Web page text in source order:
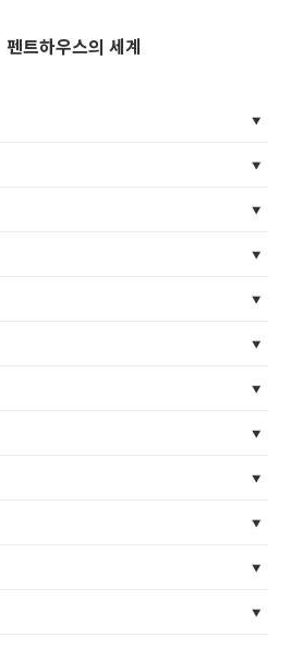
펜트하우스의 세계